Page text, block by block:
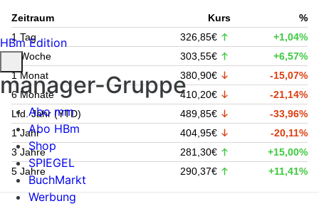
Zeitraum Kurs
%
1 Tag
326,85€
+1,04%
1 Woche
303,55€
+6,57%
1 Monat
380,90€
-15,07%
6 Monate
410,20€
-21,14%
Lfd. Jahr (YTD)
489,85€
-33,96%
1 Jahr
404,95€
-20,11%
3 Jahre
281,30€
+15,00%
5 Jahre
290,37€ +11,41%
HBm Edition
manager-Gruppe
Abo mm
Abo HBm
Shop
SPIEGEL
BuchMarkt
Werbung